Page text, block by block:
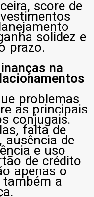
score de
solidez e
prazo.
na
problemas
as principais
conjugais.
falta de
ausência de
e uso
de crédito
apenas o
a